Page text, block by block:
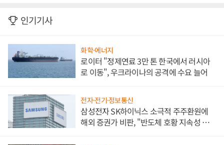
인기기사
화학·에너지
로이터 "정제연료 3만 톤 한국에서 러시아
로 이동", 우크라이나의 공격에 수요 늘어
전자·전기·정보통신
삼성전자 SK하이닉스 소극적 주주환원에
해외 증권가 비판, "반도체 호황 지속성 의